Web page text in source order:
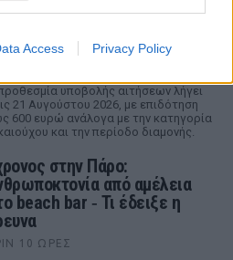
Access Privacy Policy
αιτήσεις σήμερα
υποβολής αιτήσεων λήγει
21 Αυγούστου 2026, με επιδότηση
600 ευρώ ανάλογα με την κατηγορία
και την περίοδο διαμονής.
στην Πάρο:
από αμέλεια
beach bar ‑ Τι έδειξε η
10 ΏΡΕΣ